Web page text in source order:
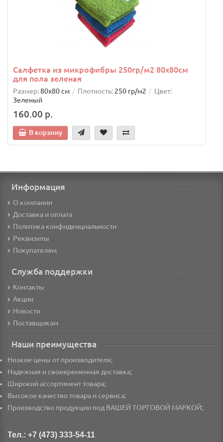
Салфетка из микрофибры 250гр/м2 80х80см
для пола зеленая
Размер:80х80 см Плотность: 250 гр/м2
Цвет:
Зеленый
160.00 р.
В корзину
Информация
О компании
Доставка и оплата
Политика конфиденциальности
Реквизиты
Покупателям
Служба поддержки
Контакты
Акции
Новости
Поставщикам
Наши преимущества
Низкие цены от производителя;
Надежная и своевременная доставка;
Широкий ассортимент товара;
Высокое качество товара и сервиса;
Производство продукции под ВАШЕЙ ТОРГОВОЙ МАРКОЙ;
Тел.: +7 (473) 333-54-11